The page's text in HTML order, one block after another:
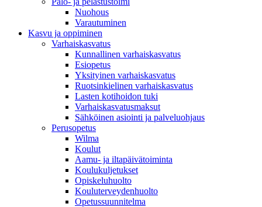
Nuohous
Varautuminen
Kasvu ja oppiminen
Varhaiskasvatus
Kunnallinen varhaiskasvatus
Esiopetus
Yksityinen varhaiskasvatus
Ruotsinkielinen varhaiskasvatus
Lasten kotihoidon tuki
Varhaiskasvatusmaksut
Sähköinen asiointi ja palveluohjaus
Perusopetus
Wilma
Koulut
Aamu- ja iltapäivätoiminta
Koulukuljetukset
Opiskeluhuolto
Kouluterveydenhuolto
Opetussuunnitelma